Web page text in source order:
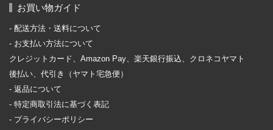
お買い物ガイド
配送方法・送料について
お支払い方法について
クレジットカード、Amazon Pay、楽天銀行振込、クロネコヤマト
後払い、代引き（ヤマト宅急便）
返品について
特定商取引法に基づく表記
プライバシーポリシー